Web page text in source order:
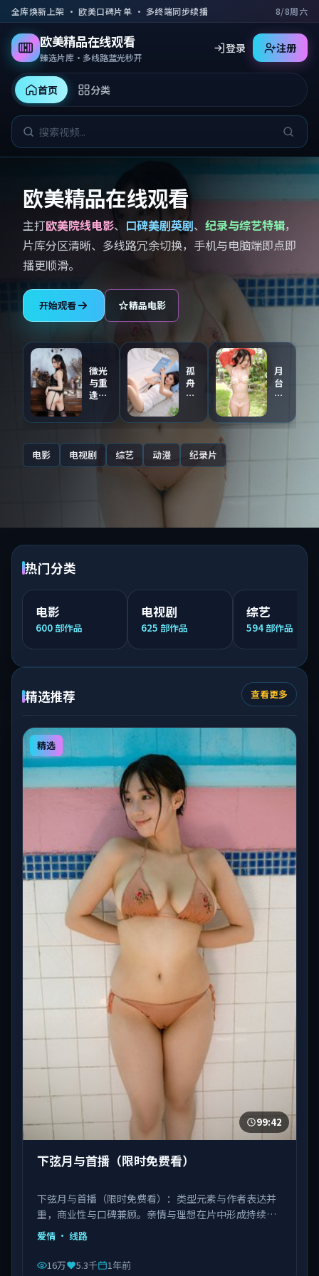
跳到主要内容
全库焕新上架 · 欧美口碑片单 · 多终端同步续播 8/8周六
欧美精品在线观看
臻选片库·多线路蓝光秒开
首页 分类
登录 注册
欧美精品在线观看
主打欧美院线电影、 口碑美剧英剧、 纪录与综艺特辑，
片库分区清晰、多线路冗余切换，手机与电脑端即点即
播更顺滑。
开始观看 精品电影
微光
与重
逢
轨）
孤
舟
与
步
连
载）
月
台
与
区
电影 电视剧 综艺 动漫 纪录片
热门分类
电影
600 部作品
电视剧
625 部作品
综艺
594 部作品
精选推荐 查看更多
精选
99:42
下弦月与首播（限时免费看）
下弦月与首播（限时免费看）：类型元素与作者表达并
重，商业性与口碑兼顾。亲情与理想在片中形成持续拉
扯。由饶晓志执导，白宇、刘亦菲、肖央等主演，中国
台湾出品，类型为爱情。
爱情 · 线路
16万 5.3千 1年前